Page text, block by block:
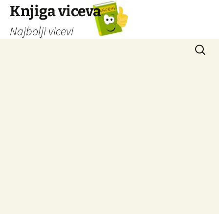
Knjiga viceva
Najbolji vicevi